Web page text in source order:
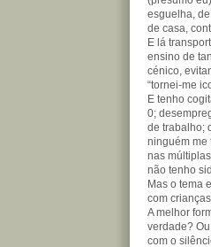
esguelha,
de casa,
E lá
ensino de
cénico,
“tornei-me
E tenho
0;
de trabalho;
ninguém me
nas
não tenho
Mas o tema
com
A melhor
verdade?
com o